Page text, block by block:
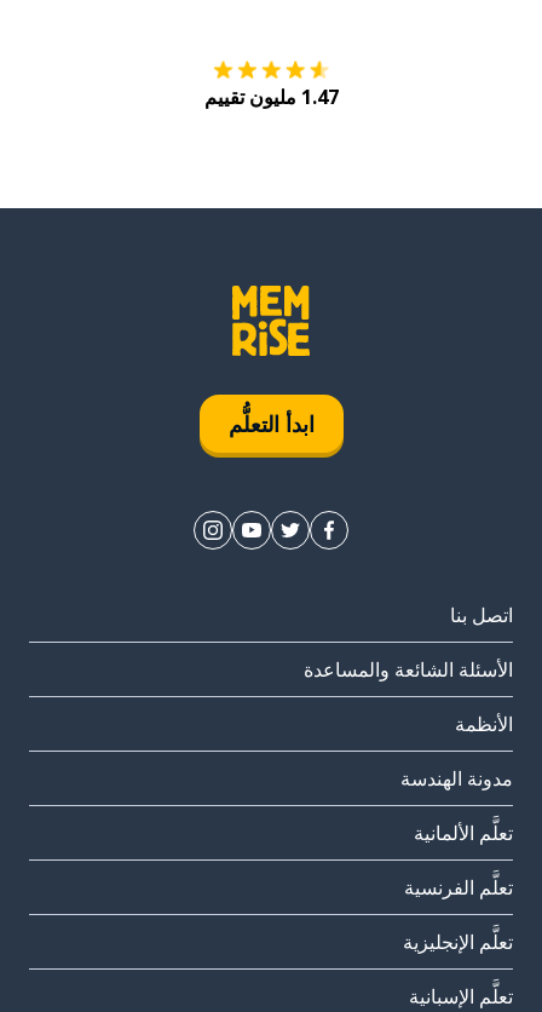
1.47 مليون تقييم
ابدأ التعلُّم
اتصل بنا
الأسئلة الشائعة والمساعدة
الأنظمة
مدونة الهندسة
تعلَّم الألمانية
تعلَّم الفرنسية
تعلَّم الإنجليزية
تعلَّم الإسبانية